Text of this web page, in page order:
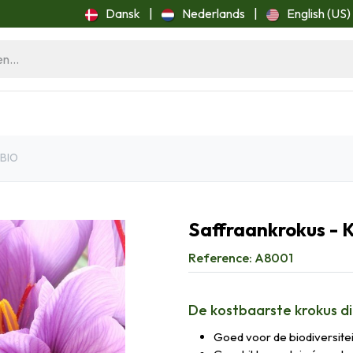
Dansk | Nederlands | English (US)
Saffraankrokus -
Reference: A8001
De kostbaarste krokus
Goed voor de